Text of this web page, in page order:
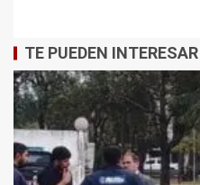
TE PUEDEN INTERESAR